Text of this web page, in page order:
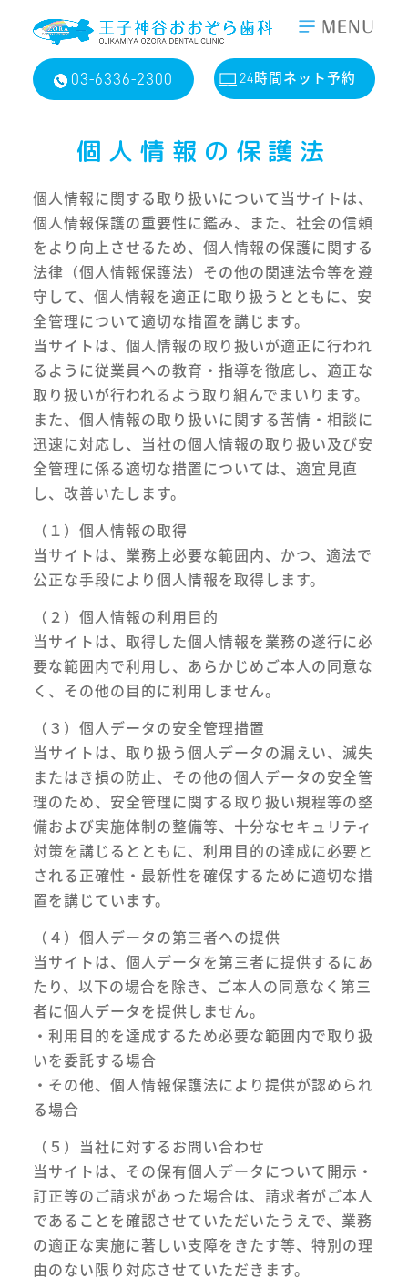
MENU
03-6336-2300 24時間ネット予約
個人情報の保護法
個人情報に関する取り扱いについて当サイトは、
個人情報保護の重要性に鑑み、また、社会の信頼
をより向上させるため、個人情報の保護に関する
法律（個人情報保護法）その他の関連法令等を遵
守して、個人情報を適正に取り扱うとともに、安
全管理について適切な措置を講じます。
当サイトは、個人情報の取り扱いが適正に行われ
るように従業員への教育・指導を徹底し、適正な
取り扱いが行われるよう取り組んでまいります。
また、個人情報の取り扱いに関する苦情・相談に
迅速に対応し、当社の個人情報の取り扱い及び安
全管理に係る適切な措置については、適宜見直
し、改善いたします。
（１）個人情報の取得
当サイトは、業務上必要な範囲内、かつ、適法で
公正な手段により個人情報を取得します。
（２）個人情報の利用目的
当サイトは、取得した個人情報を業務の遂行に必
要な範囲内で利用し、あらかじめご本人の同意な
く、その他の目的に利用しません。
（３）個人データの安全管理措置
当サイトは、取り扱う個人データの漏えい、滅失
またはき損の防止、その他の個人データの安全管
理のため、安全管理に関する取り扱い規程等の整
備および実施体制の整備等、十分なセキュリティ
対策を講じるとともに、利用目的の達成に必要と
される正確性・最新性を確保するために適切な措
置を講じています。
（４）個人データの第三者への提供
当サイトは、個人データを第三者に提供するにあ
たり、以下の場合を除き、ご本人の同意なく第三
者に個人データを提供しません。
・利用目的を達成するため必要な範囲内で取り扱
いを委託する場合
・その他、個人情報保護法により提供が認められ
る場合
（５）当社に対するお問い合わせ
当サイトは、その保有個人データについて開示・
訂正等のご請求があった場合は、請求者がご本人
であることを確認させていただいたうえで、業務
の適正な実施に著しい支障をきたす等、特別の理
由のない限り対応させていただきます。